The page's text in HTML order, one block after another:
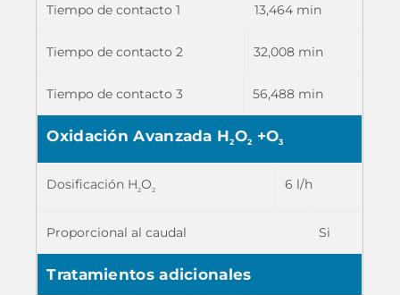
Tiempo de contacto 1 13,464 min
Tiempo de contacto 2 32,008 min
Tiempo de contacto 3 56,488 min
Oxidación Avanzada H2O2 +O3
Dosificación H2O2 6 l/h
Proporcional al caudal Si
Tratamientos adicionales